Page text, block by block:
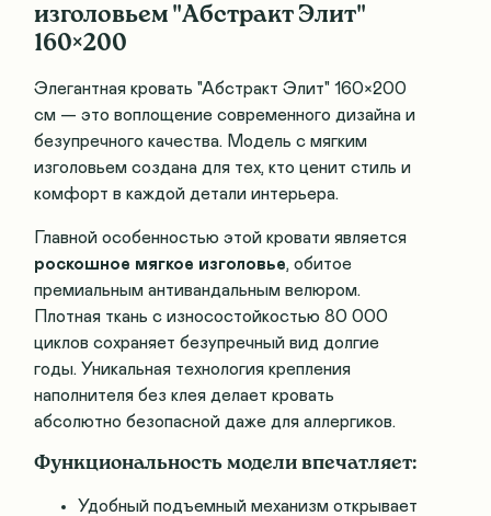
изголовьем "Абстракт Элит"
160×200
Элегантная кровать "Абстракт Элит" 160×200
см — это воплощение современного дизайна и
безупречного качества. Модель с мягким
изголовьем создана для тех, кто ценит стиль и
комфорт в каждой детали интерьера.
Главной особенностью этой кровати является
роскошное мягкое изголовье, обитое
премиальным антивандальным велюром.
Плотная ткань с износостойкостью 80 000
циклов сохраняет безупречный вид долгие
годы. Уникальная технология крепления
наполнителя без клея делает кровать
абсолютно безопасной даже для аллергиков.
Функциональность модели впечатляет:
Удобный подъемный механизм открывает